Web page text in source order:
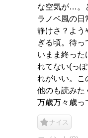
な空気が…。
ラノベ風の日
静けさ？よう
ぎる頃。待
いまま終った
れてない(っ
れがいい。こ
他のも読みた
万歳万々歳っ
ナイス